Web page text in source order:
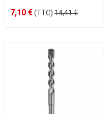
7,10 €(TTC) 14,41 €